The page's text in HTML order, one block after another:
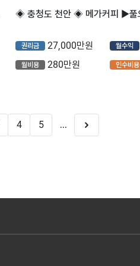
권리금 27,000만원 월수익
월비용 280만원 인수비용
4 5 ...